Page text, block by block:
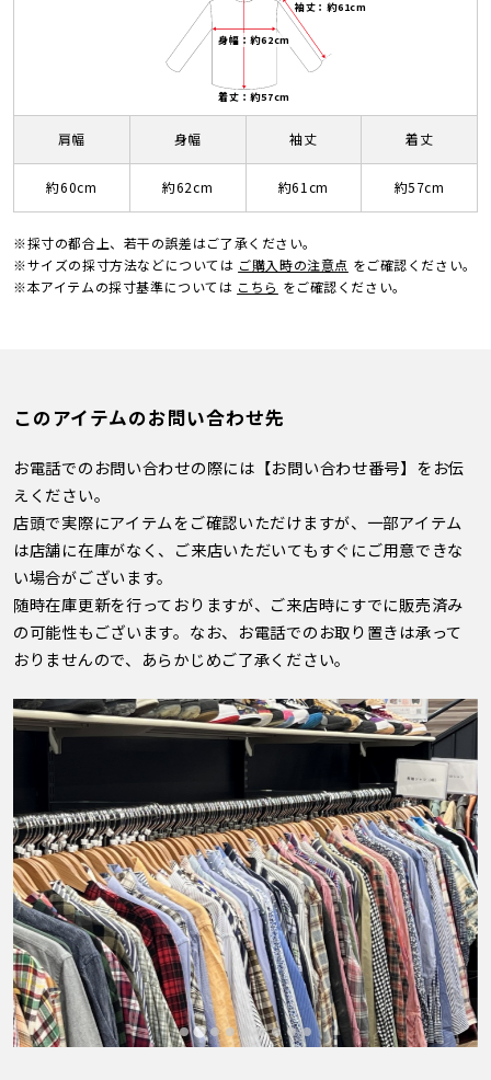
身幅：約62cm
袖丈：約61cm
着丈：約57cm
肩幅
約60cm
身幅
約62cm
袖丈
約61cm
着丈
約57cm
※採寸の都合上、若干の誤差はご了承ください。
※サイズの採寸方法などについては ご購入時の注意点 をご確認ください。
※本アイテムの採寸基準については こちら をご確認ください。
このアイテムのお問い合わせ先
お電話でのお問い合わせの際には【お問い合わせ番号】をお伝
えください。
店頭で実際にアイテムをご確認いただけますが、一部アイテム
は店舗に在庫がなく、ご来店いただいてもすぐにご用意できな
い場合がございます。
随時在庫更新を行っておりますが、ご来店時にすでに販売済み
の可能性もございます。なお、お電話でのお取り置きは承って
おりませんので、あらかじめご了承ください。